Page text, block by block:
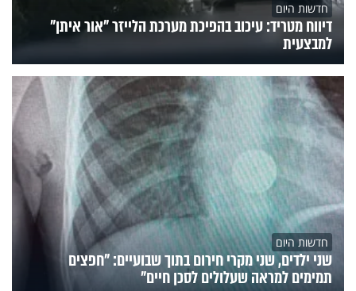
חדשות היום
דיווח מטריד: עיכוב בהפיכת מערכת הלייזר "אור איתן"
למבצעית
חדשות היום
שני ילדים, שני מקרי חירום בתוך שבועיים: "חפצים
תמימים למראה שעלולים לסכן חיים"